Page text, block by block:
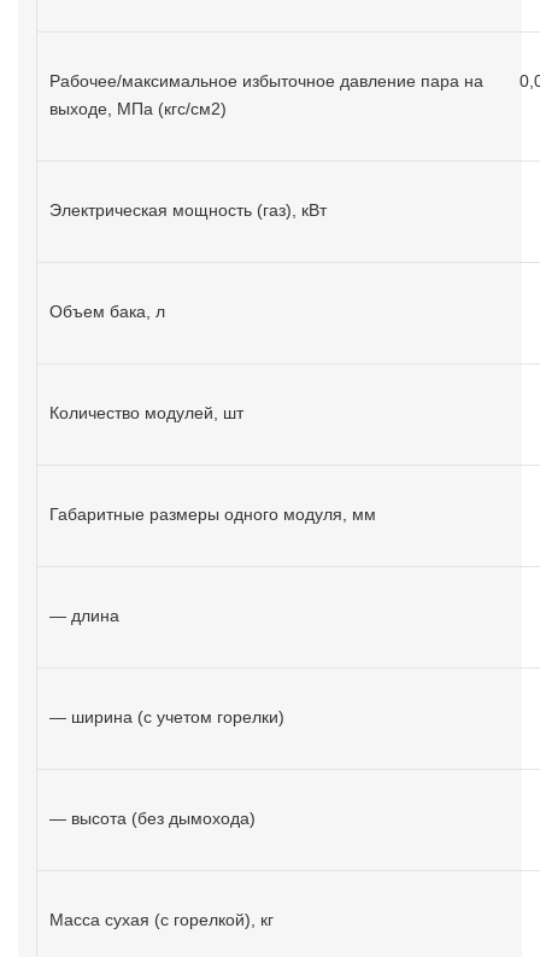
Рабочее/максимальное избыточное давление пара на
выходе, МПа (кгс/см2)
Электрическая мощность (газ), кВт
Объем бака, л
Количество модулей, шт
Габаритные размеры одного модуля, мм
— длина
— ширина (с учетом горелки)
— высота (без дымохода)
Масса сухая (с горелкой), кг